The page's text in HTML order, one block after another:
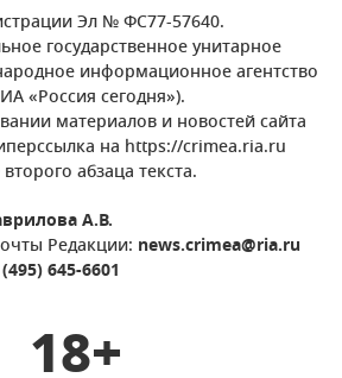
Эл № ФС77-57640.
государственное унитарное
информационное агентство
«Россия сегодня»).
материалов и новостей сайта
на https://crimea.ria.ru
абзаца текста.
А.В.
Редакции: news.crimea@ria.ru
645-6601
18+